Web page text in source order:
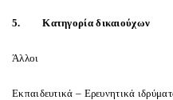
5. Κατηγορία δικαιούχων
Άλλοι
Εκπαιδευτικά – Ερευνητικά